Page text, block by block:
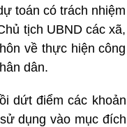
toán có trách nhiệm
tịch UBND các xã,
về thực hiện công
dân.
dứt điểm các khoản
dụng vào mục đích